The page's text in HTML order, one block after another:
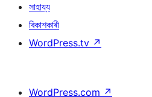
সাহায্য
বিকাশকাৰী
WordPress.tv ↗
WordPress.com ↗